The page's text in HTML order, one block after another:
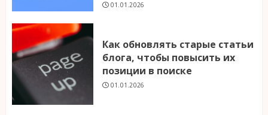
01.01.2026
Как обновлять старые статьи
блога, чтобы повысить их
позиции в поиске
01.01.2026